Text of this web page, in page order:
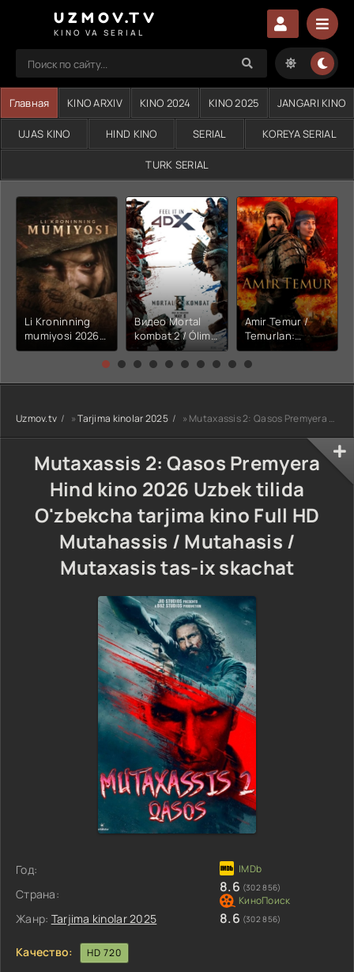
UZMOV.TV
KINO VA SERIAL
Главная KINO ARXIV KINO 2024 KINO 2025 JANGARI KINO
UJAS KINO HIND KINO SERIAL KOREYA SERIAL
TURK SERIAL
Li Kroninning
mumiyosi 2026
(uzbek tilida
kino) tarjima HD
Видео Mortal
kombat 2 / Ólim
jangi 2 (2026)
Uzbek tilida
Amir Temur /
Temurlan:
Fathchining
yuksalishi
tarjima kino Full
HD tas-ix
Uzmov.tv »Tarjima kinolar 2025 » Mutaxassis 2: Qasos Premyera Hind kino 2026 Uzbek tilida O'zbekcha tarjima kino Full HD Mutahassis / Mutahasis / Mutaxasis tas-ix skachat
Mutaxassis 2: Qasos Premyera
Hind kino 2026 Uzbek tilida
O'zbekcha tarjima kino Full HD
Mutahassis / Mutahasis /
Mutaxasis tas-ix skachat
Год:
Страна:
Жанр: Tarjima kinolar 2025
8.6 (302 856)
8.6 (302 856)
Качество: HD 720